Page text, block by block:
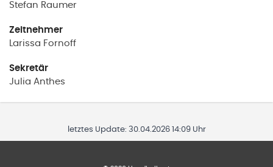
Stefan Raumer
Zeitnehmer
Larissa Fornoff
Sekretär
Julia Anthes
letztes Update: 30.04.2026 14:09 Uhr